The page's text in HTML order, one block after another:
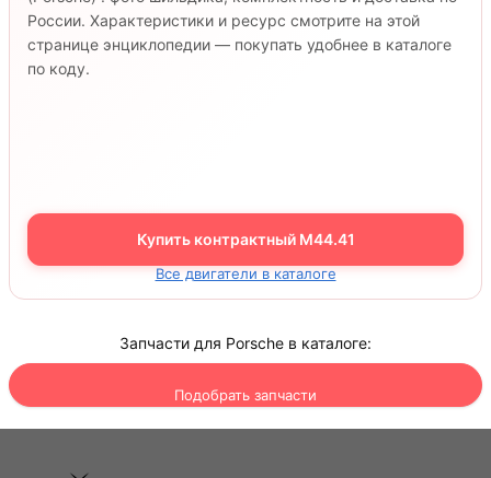
России. Характеристики и ресурс смотрите на этой
странице энциклопедии — покупать удобнее в каталоге
по коду.
Купить контрактный M44.41
Все двигатели в каталоге
Запчасти для Porsche в каталоге:
Подобрать запчасти